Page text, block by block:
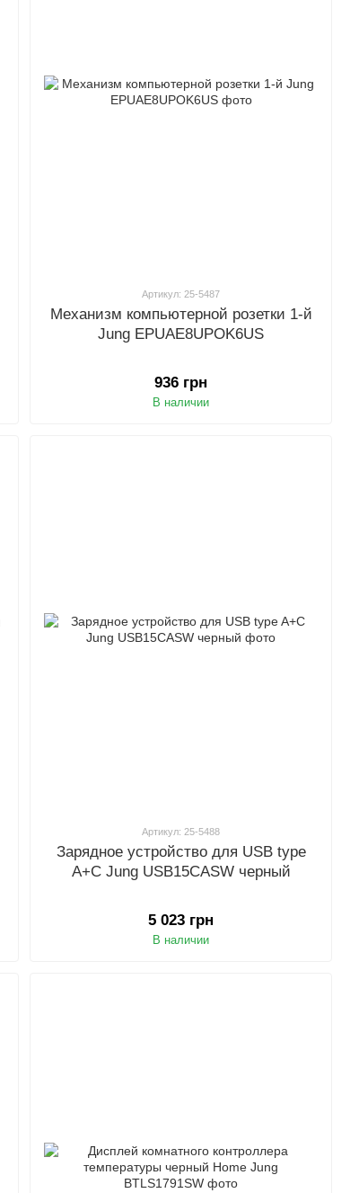
Артикул: 25-5487
Механизм компьютерной розетки 1-й
Jung EPUAE8UPOK6US
936 грн
В наличии
Артикул: 25-5488
Зарядное устройство для USB type
A+C Jung USB15CASW черный
5 023 грн
В наличии